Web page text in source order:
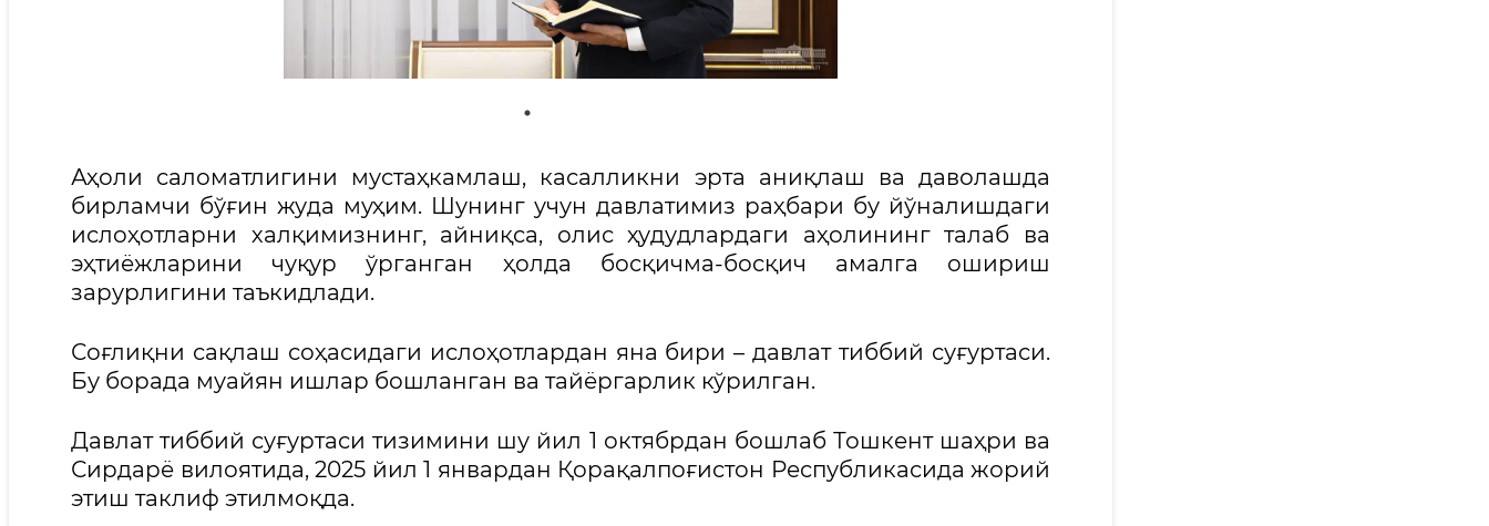
Аҳоли саломатлигини мустаҳкамлаш, касалликни эрта аниқлаш ва даволашда
бирламчи бўғин жуда муҳим. Шунинг учун давлатимиз раҳбари бу йўналишдаги
ислоҳотларни халқимизнинг, айниқса, олис ҳудудлардаги аҳолининг талаб ва
эҳтиёжларини чуқур ўрганган ҳолда босқичма-босқич амалга ошириш
зарурлигини таъкидлади.
Соғлиқни сақлаш соҳасидаги ислоҳотлардан яна бири – давлат тиббий суғуртаси.
Бу борада муайян ишлар бошланган ва тайёргарлик кўрилган.
Давлат тиббий суғуртаси тизимини шу йил 1 октябрдан бошлаб Тошкент шаҳри ва
Сирдарё вилоятида, 2025 йил 1 январдан Қорақалпоғистон Республикасида жорий
этиш таклиф этилмоқда.